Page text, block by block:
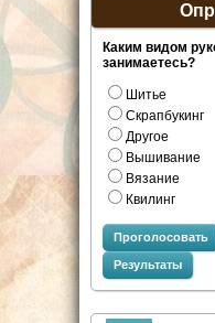
Каким видом
занимаетесь?
Шитье
Скрапбукинг
Другое
Вышивание
Вязание
Квилинг
Проголосовать
Результаты